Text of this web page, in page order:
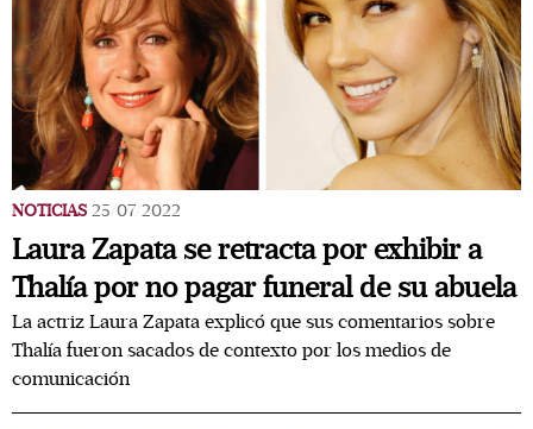
NOTICIAS 25/07/2022
Laura Zapata se retracta por exhibir a
Thalía por no pagar funeral de su abuela
La actriz Laura Zapata explicó que sus comentarios sobre
Thalía fueron sacados de contexto por los medios de
comunicación